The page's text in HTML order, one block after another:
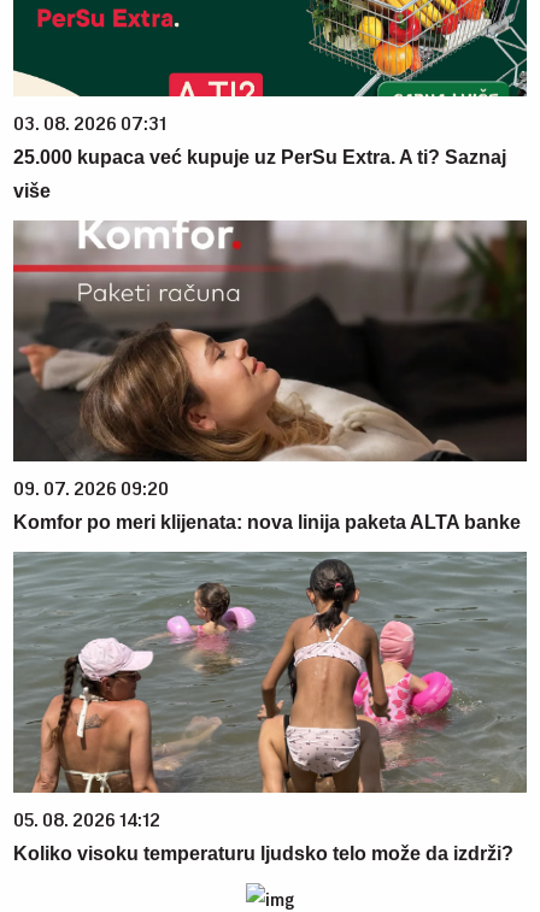
03. 08. 2026 07:31
25.000 kupaca već kupuje uz PerSu Extra. A ti? Saznaj
više
09. 07. 2026 09:20
Komfor po meri klijenata: nova linija paketa ALTA banke
05. 08. 2026 14:12
Koliko visoku temperaturu ljudsko telo može da izdrži?